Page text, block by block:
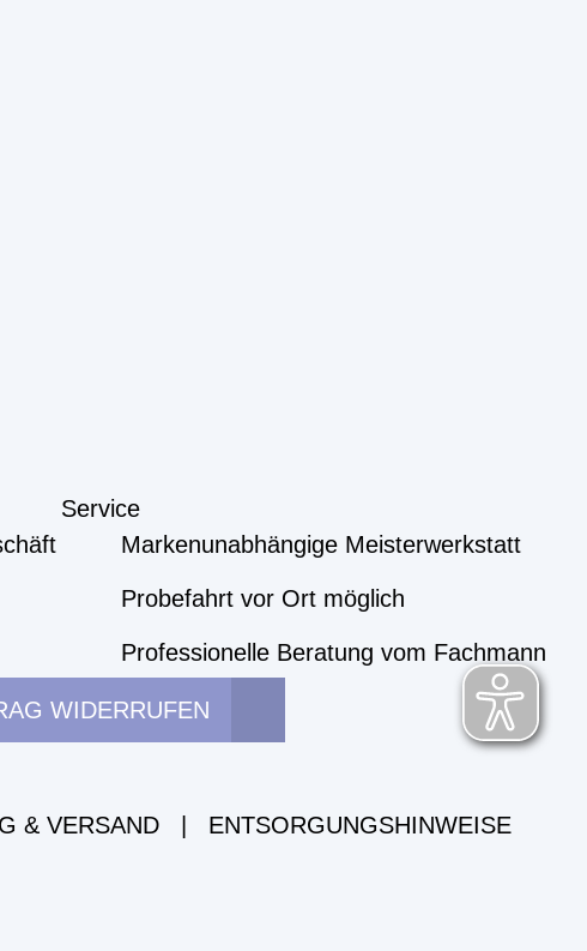
Service
Markenunabhängige Meisterwerkstatt
Probefahrt vor Ort möglich
Professionelle Beratung vom Fachmann
WIDERRUFEN
& VERSAND ENTSORGUNGSHINWEISE